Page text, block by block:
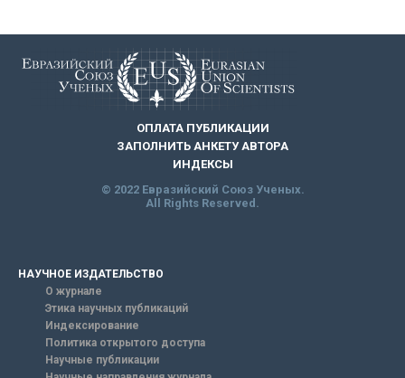
ОПЛАТА ПУБЛИКАЦИИ
ЗАПОЛНИТЬ АНКЕТУ АВТОРА
ИНДЕКСЫ
© 2022 Евразийский Союз Ученых.
All Rights Reserved.
НАУЧНОЕ ИЗДАТЕЛЬСТВО
О журнале
Этика научных публикаций
Индексирование
Политика открытого доступа
Научные публикации